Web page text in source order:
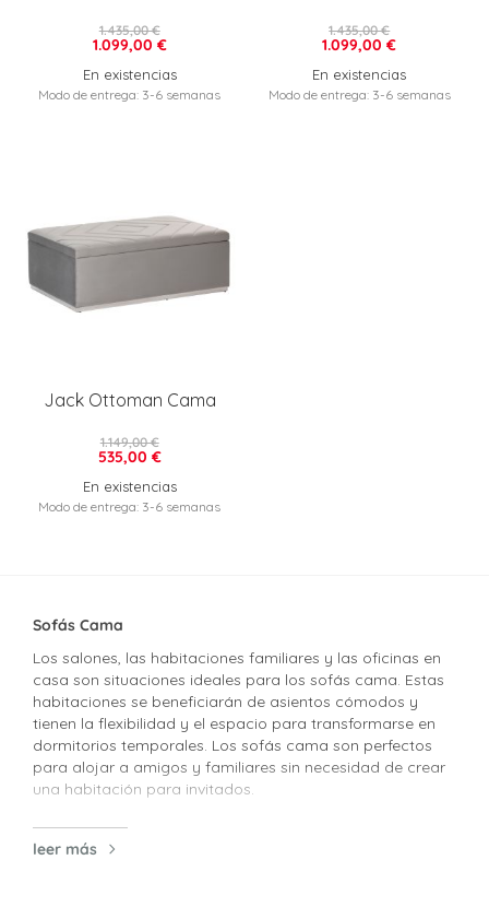
1.099,00 €
1.435,00 €
En existencias
Modo de entrega: 3-6 semanas
1.099,00 €
1.435,00 €
En existencias
Modo de entrega: 3-6 semanas
Jack Ottoman Cama
535,00 €
1.149,00 €
En existencias
Modo de entrega: 3-6 semanas
Sofás Cama
Los salones, las habitaciones familiares y las oficinas en
casa son situaciones ideales para los sofás cama. Estas
habitaciones se beneficiarán de asientos cómodos y
tienen la flexibilidad y el espacio para transformarse en
dormitorios temporales. Los sofás cama son perfectos
para alojar a amigos y familiares sin necesidad de crear
una habitación para invitados.
Una de nuestras ideas más innovadoras es la
leer más